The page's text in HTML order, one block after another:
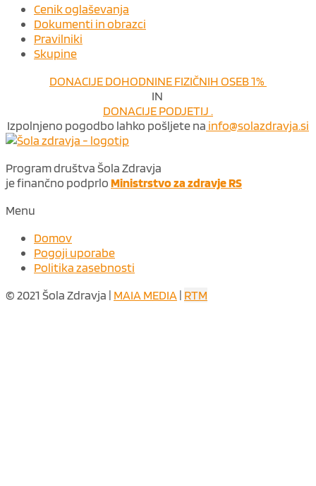
Cenik oglaševanja
Dokumenti in obrazci
Pravilniki
Skupine
DONACIJE DOHODNINE FIZIČNIH OSEB 1%
IN
DONACIJE PODJETIJ .
Izpolnjeno pogodbo lahko pošljete na info@solazdravja.si
Program društva Šola Zdravja
je finančno podprloMinistrstvo za zdravje RS
Menu
Domov
Pogoji uporabe
Politika zasebnosti
© 2021 Šola Zdravja | MAIA MEDIA | RTM